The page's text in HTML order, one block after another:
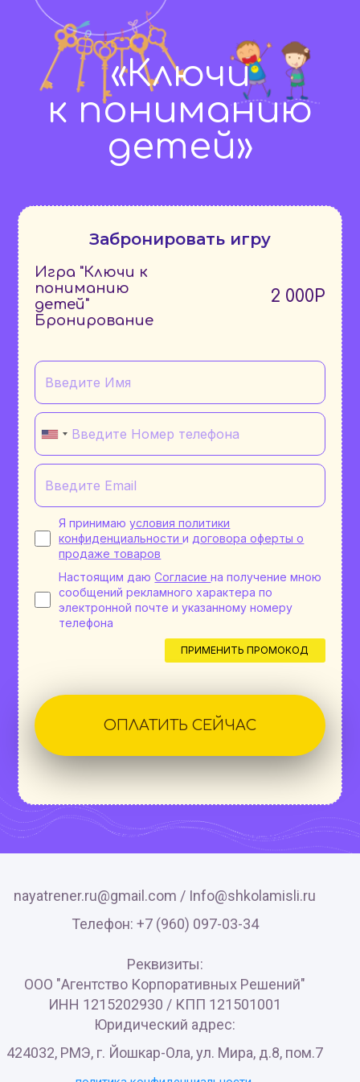
«Ключи
к пониманию
детей»
Забронировать игру
Игра "Ключи к
пониманию
детей"
Бронирование
2 000Р
Я принимаюусловия политики
конфиденциальностии договора оферты о
продаже товаров
Настоящим даюСогласиена получение мною
сообщений рекламного характера по
электронной почте и указанному номеру
телефона
ПРИМЕНИТЬ ПРОМОКОД
ОПЛАТИТЬ СЕЙЧАС
nayatrener.ru@gmail.com / Info@shkolamisli.ru
Телефон: +7 (960) 097-03-34
Реквизиты:
ООО "Агентство Корпоративных Решений"
ИНН 1215202930 / КПП 121501001
Юридический адрес:
424032, РМЭ, г. Йошкар-Ола, ул. Мира, д.8, пом.7